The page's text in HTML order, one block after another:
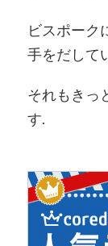
ビスポーク
手をだして
それもきっ
す.